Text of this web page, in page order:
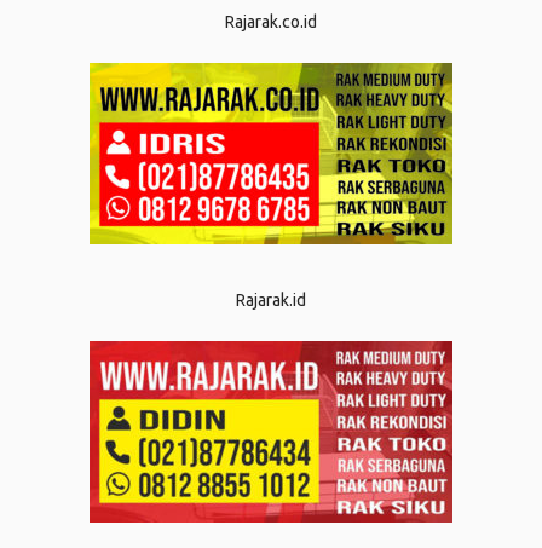
Rajarak.co.id
Rajarak.id